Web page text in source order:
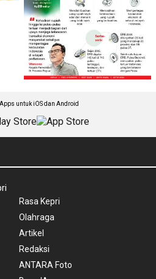
untuk iOS dan Android
Rasa Kepri
Olahraga
Artikel
Redaksi
ANTARA Foto